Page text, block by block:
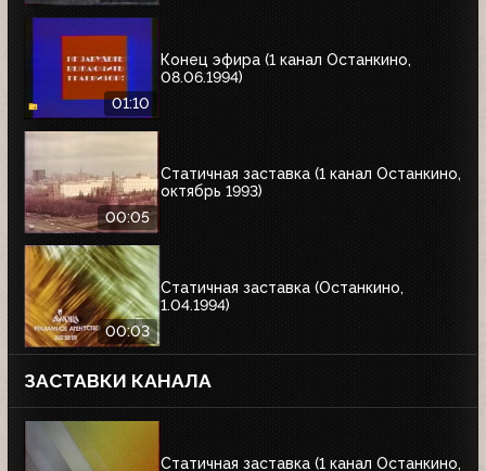
01:10
Конец эфира (1 канал Останкино,
08.06.1994)
00:05
Статичная заставка (1 канал Останкино,
октябрь 1993)
00:03
Статичная заставка (Останкино,
1.04.1994)
ЗАСТАВКИ КАНАЛА
Статичная заставка (1 канал Останкино,